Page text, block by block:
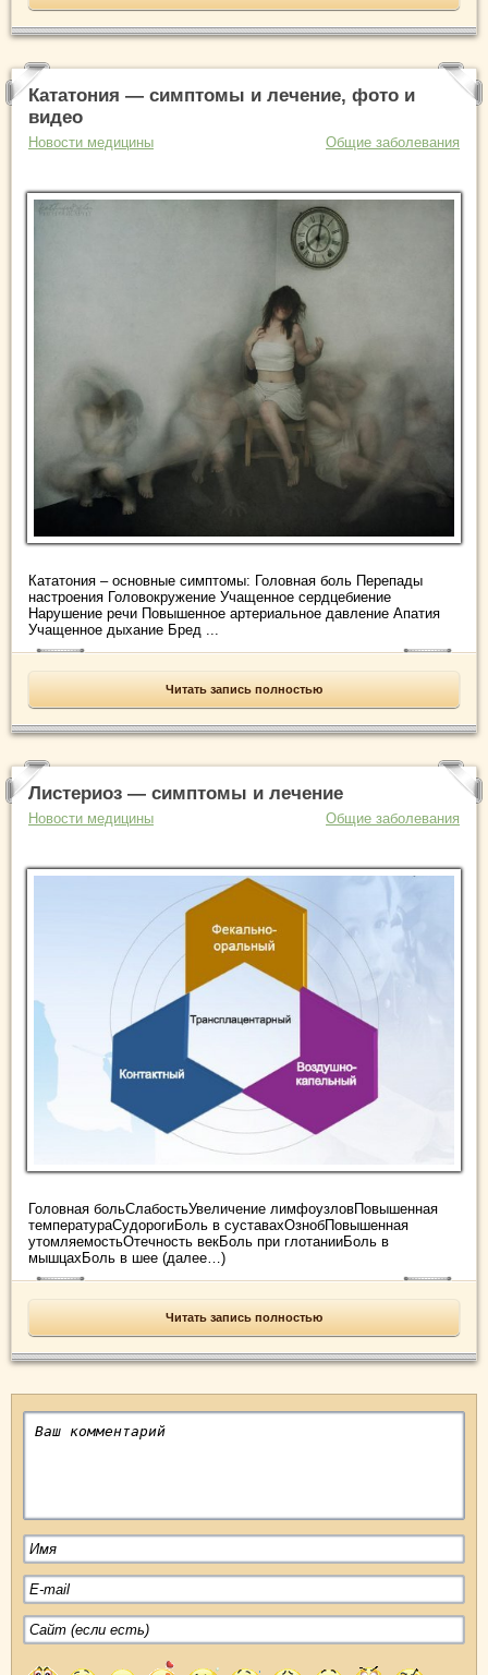
Кататония — симптомы и лечение, фото и
видео
Новости медицины Общие заболевания
Кататония – основные симптомы: Головная боль Перепады
настроения Головокружение Учащенное сердцебиение
Нарушение речи Повышенное артериальное давление Апатия
Учащенное дыхание Бред ...
Читать запись полностью
Листериоз — симптомы и лечение
Новости медицины Общие заболевания
Головная больСлабостьУвеличение лимфоузловПовышенная
температураСудорогиБоль в суставахОзнобПовышенная
утомляемостьОтечность векБоль при глотанииБоль в
мышцахБоль в шее (далее…)
Читать запись полностью